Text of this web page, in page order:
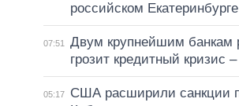
российском Екатеринбурге
07:51
Двум крупнейшим банкам
грозит кредитный кризис
05:17
США расширили санкции